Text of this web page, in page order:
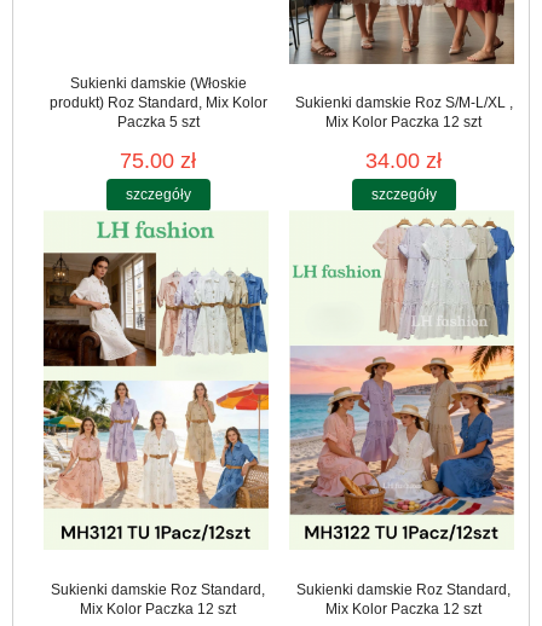
Sukienki damskie (Włoskie
produkt) Roz Standard, Mix Kolor
Paczka 5 szt
75.00 zł
szczegóły
Sukienki damskie Roz S/M-L/XL ,
Mix Kolor Paczka 12 szt
34.00 zł
szczegóły
Sukienki damskie Roz Standard,
Mix Kolor Paczka 12 szt
Sukienki damskie Roz Standard,
Mix Kolor Paczka 12 szt